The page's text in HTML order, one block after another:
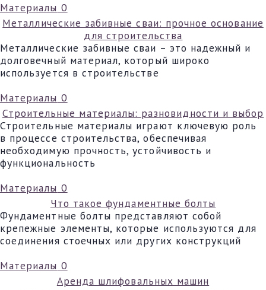
Материалы 0
Металлические забивные сваи: прочное основание
для строительства
Металлические забивные сваи – это надежный и
долговечный материал, который широко
используется в строительстве
Материалы 0
Строительные материалы: разновидности и выбор
Строительные материалы играют ключевую роль
в процессе строительства, обеспечивая
необходимую прочность, устойчивость и
функциональность
Материалы 0
Что такое фундаментные болты
Фундаментные болты представляют собой
крепежные элементы, которые используются для
соединения стоечных или других конструкций
Материалы 0
Аренда шлифовальных машин